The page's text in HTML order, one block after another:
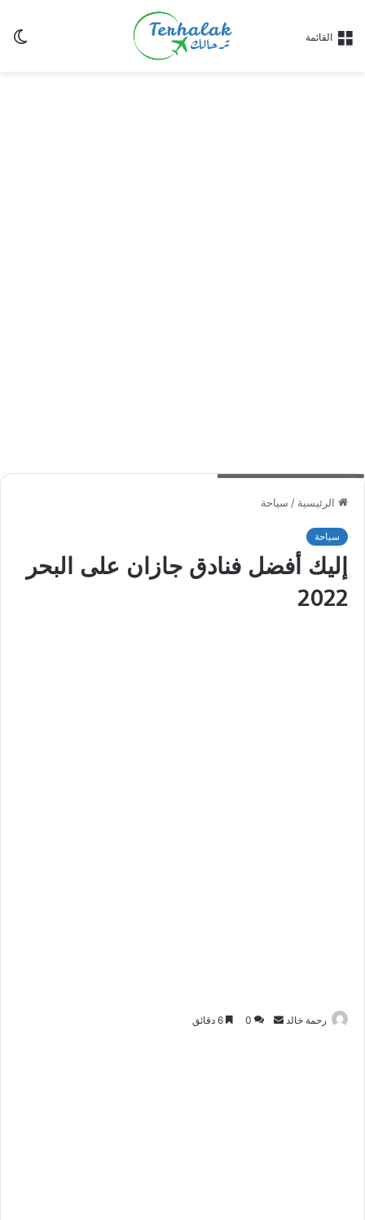
القائمة
الرئيسية / سياحة
سياحة
إليك أفضل فنادق جازان على البحر
2022
رحمة خالد
أرسل 0